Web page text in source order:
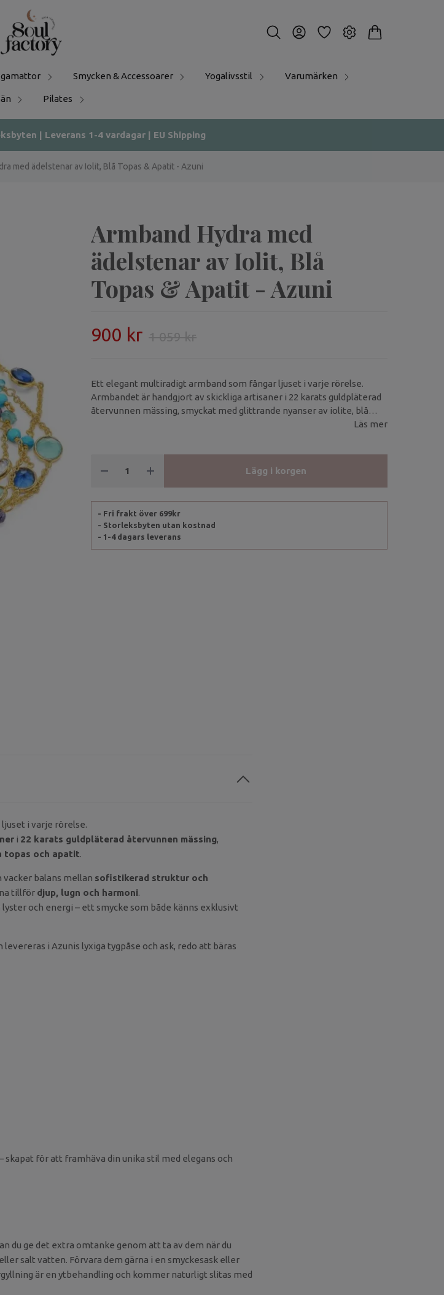
Smycken & Accessoarer Yogalivsstil Varumärken
Pilates
| Leverans 1-4 vardagar | EU Shipping
med ädelstenar av Iolit, Blå Topas & Apatit - Azuni
Armband Hydra med
ädelstenar av Iolit, Blå
Topas & Apatit - Azuni
900 kr 1 059 kr
Ett elegant multiradigt armband som fångar ljuset i varje rörelse.
Armbandet är handgjort av skickliga artisaner i 22 karats guldpläterad
återvunnen mässing, smyckat med glittrande nyanser av iolite, blå
Läs mer
Lägg i korgen
- Fri frakt över 699kr
- Storleksbyten utan kostnad
- 1-4 dagars leverans
i varje rörelse.
i 22 karats guldpläterad återvunnen mässing,
topas och apatit.
vacker balans mellan sofistikerad struktur och
tillför djup, lugn och harmoni.
och energi – ett smycke som både känns exklusivt
i Azunis lyxiga tygpåse och ask, redo att bäras
skapat för att framhäva din unika stil med elegans och
du ge det extra omtanke genom att ta av dem när du
salt vatten. Förvara dem gärna i en smyckesask eller
är en ytbehandling och kommer naturligt slitas med